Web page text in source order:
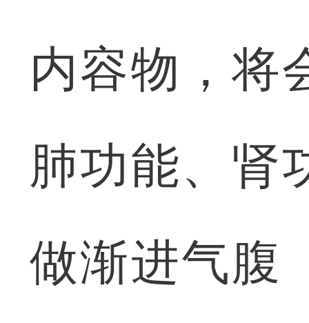
内容物，将
肺功能、肾
做渐进气腹